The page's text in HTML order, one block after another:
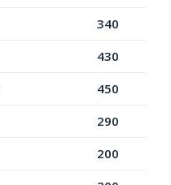
340
430
450
290
200